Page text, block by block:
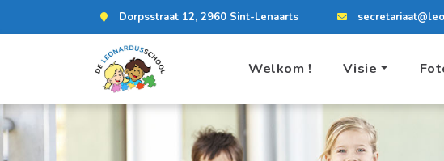
Dorpsstraat 12, 2960 Sint-Lenaarts
Welkom ! Visie